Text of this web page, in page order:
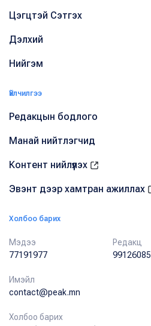
Цэгцтэй Сэтгэх
Дэлхий
Нийгэм
Үйлчилгээ
Редакцын бодлого
Манай нийтлэгчид
Контент нийлүүлэх
Эвэнт дээр хамтран ажиллах
Холбоо барих
Мэдээ
77191977
Редакц
99126085
Имэйл
contact@peak.mn
Холбоо барих